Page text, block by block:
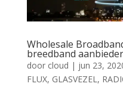
Wholesale
breedband
door cloud | jun 23,
FLUX, GLASVEZEL,